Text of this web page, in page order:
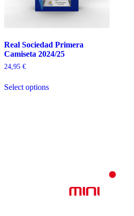
Real Sociedad Primera
Camiseta 2024/25
24,95 €
Select options